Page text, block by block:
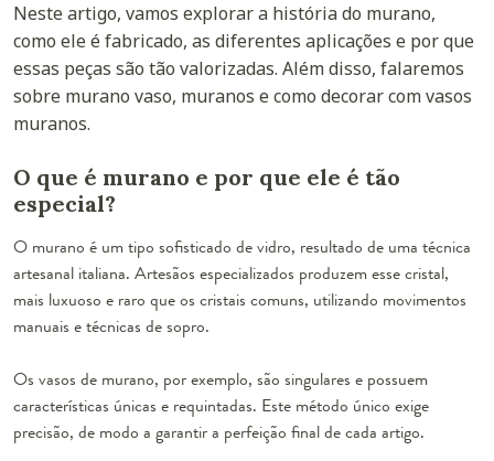
Neste artigo, vamos explorar a história do murano,
como ele é fabricado, as diferentes aplicações e por que
essas peças são tão valorizadas. Além disso, falaremos
sobre murano vaso, muranos e como decorar com vasos
muranos.
O que é murano e por que ele é tão
especial?
O murano é um tipo sofisticado de vidro, resultado de uma técnica
artesanal italiana. Artesãos especializados produzem esse cristal,
mais luxuoso e raro que os cristais comuns, utilizando movimentos
manuais e técnicas de sopro.
Os vasos de murano, por exemplo, são singulares e possuem
características únicas e requintadas. Este método único exige
precisão, de modo a garantir a perfeição final de cada artigo.